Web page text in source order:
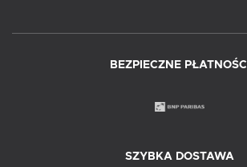
BEZPIECZNE PŁATNOŚCI
SZYBKA DOSTAWA